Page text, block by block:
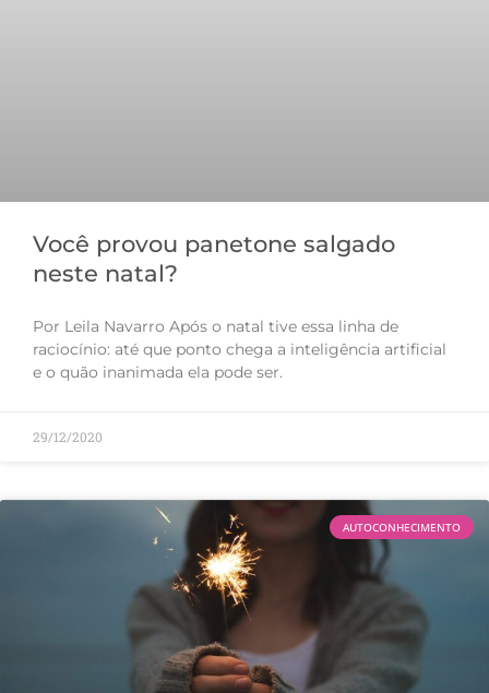
Você provou panetone salgado
neste natal?
Por Leila Navarro Após o natal tive essa linha de
raciocínio: até que ponto chega a inteligência artificial
e o quão inanimada ela pode ser.
29/12/2020
AUTOCONHECIMENTO